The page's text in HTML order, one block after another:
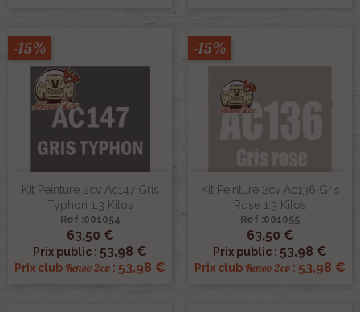
Kit Peinture 2cv Ac147 Gris
Typhon 1.3 Kilos
Ref :001054
63,50 €
Prix public : 53,98 €
Prix club Renov 2cv : 53,98 €
-15%
Kit Peinture 2cv Ac136 Gris
Rose 1.3 Kilos
Ref :001055
63,50 €
Prix public : 53,98 €
Prix club Renov 2cv : 53,98 €
-15%